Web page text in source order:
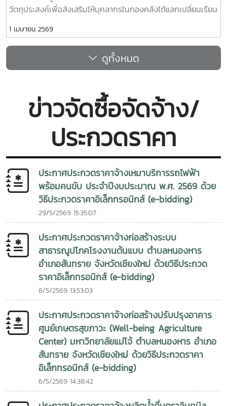
วัตถุประสงค์เพื่อส่งเสริมให้บุคลากรในกองคลังได้แลกเปลี่ยนเรียน
ศักยภาพบุคลากรและเพิ่มประสิทธิภาพการปฏิบัติงานของกอง
คลัง ตลอดจนร่วมกันสร้างแนวทางหรือองค์ความรู้ที่สามารถนำไป
ประยุกต์ใช้ในการพัฒนางานและการให้บริการแก่หน่วยงานภายใน
มหาวิทยาลัยให้มีประสิทธิภาพยิ่งขึ้น ณ ห้องประชุมรวงผึ้ง (สนม.
1 เมษายน 2569
ดูทั้งหมด
ข่าวจัดซื้อจัดจ้าง/
ประกวดราคา
ประกาศประกวดราคาจ้างเหมาบริการรถไฟฟ้า
พร้อมคนขับ ประจำปีงบประมาณ พ.ศ. 2569 ด้วย
วิธีประกวดราคาอิเล็กทรอนิกส์ (e-bidding)
29/5/2569 15:35:07
ประกาศประกวดราคาจ้างก่อสร้างระบบ
สาธารณูปโภคโรงงานต้นแบบ ตำบลหนองหาร
อำเภอสันทราย จังหวัดเชียงใหม่ ด้วยวิธีประกวด
ราคาอิเล็กทรอนิกส์ (e-bidding)
8/5/2569 13:53:03
ประกาศประกวดราคาจ้างก่อสร้างปรับปรุงอาคาร
ศูนย์เกษตรสุขภาวะ (Well-being Agriculture
Center) มหาวิทยาลัยแม่โจ้ ตำบลหนองหาร อำเภอ
สันทราย จังหวัดเชียงใหม่ ด้วยวิธีประกวดราคา
อิเล็กทรอนิกส์ (e-bidding)
6/5/2569 14:38:42